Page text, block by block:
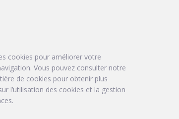
cookies pour améliorer votre
Vous pouvez consulter notre
de cookies pour obtenir plus
l’utilisation des cookies et la gestion